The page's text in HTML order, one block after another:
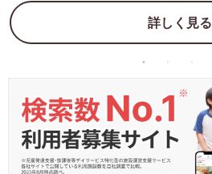
詳しく見る